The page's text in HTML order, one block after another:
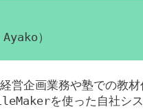
）
営企画業務や塾での教
を使った自社シ